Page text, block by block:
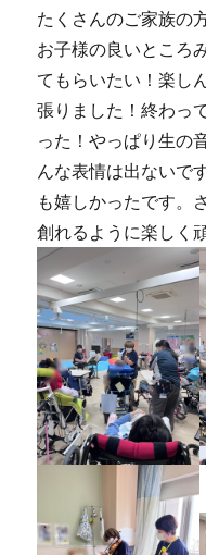
たくさんのご家族の
お子様の良いところ
てもらいたい！楽し
張りました！終わっ
った！やっぱり生の
んな表情は出ないで
も嬉しかったです。
創れるように楽しく